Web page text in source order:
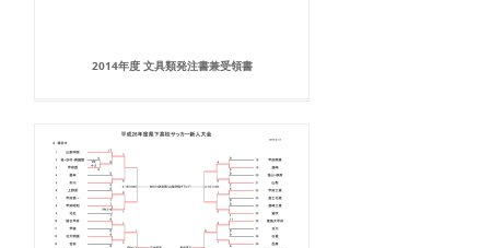
2014年度 文具類発注書兼受領書